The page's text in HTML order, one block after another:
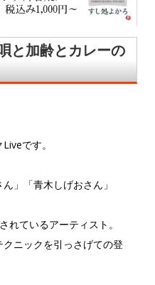
と加齢とカレーの
です。
」「青木しげおさん」
れているアーティスト。
ニックを引っさげての登